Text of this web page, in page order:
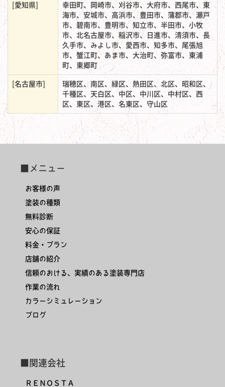
[愛知県]
幸田町、岡崎市、刈谷市、大府市、西尾市、東
海市、安城市、高浜市、豊田市、蒲郡市、瀬戸
市、碧南市、豊明市、知立市、半田市、小牧
市、北名古屋市、稲沢市、日進市、清須市、長
久手市、みよし市、愛西市、知多市、尾張旭
市、蟹江町、あま市、大治町、弥富市、東浦
町、東郷町
[名古屋市]
瑞穂区、南区、緑区、熱田区、北区、昭和区、
千種区、天白区、中区、中川区、中村区、西
区、東区、港区、名東区、守山区
■メニュー
お客様の声
塗装の種類
無料診断
安心の保証
料金・プラン
店舗の紹介
信頼のおける、実績のある塗装専門店
作業の流れ
カラーシミュレーション
ブログ
■関連会社
ＲＥＮＯＳＴＡ